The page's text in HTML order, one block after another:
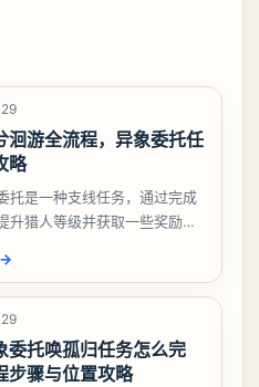
洄游全流程，异象委托任
略
托是一种支线任务，通过完成
升猎人等级并获取一些奖励，
就来告诉大家。异环异象委托
务攻略
→
委托唤孤归任务怎么完
步骤与位置攻略